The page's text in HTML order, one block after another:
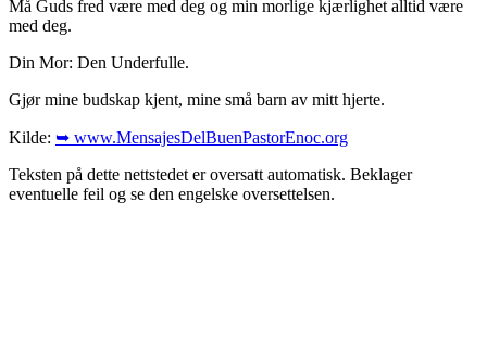
Må Guds fred være med deg og min morlige kjærlighet alltid være
med deg.
Din Mor: Den Underfulle.
Gjør mine budskap kjent, mine små barn av mitt hjerte.
Kilde: ➥ www.MensajesDelBuenPastorEnoc.org
Teksten på dette nettstedet er oversatt automatisk. Beklager
eventuelle feil og se den engelske oversettelsen.